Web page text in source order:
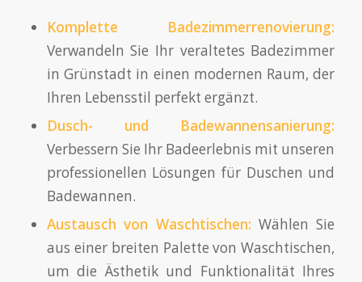
Komplette Badezimmerrenovierung:
Verwandeln Sie Ihr veraltetes Badezimmer
in Grünstadt in einen modernen Raum, der
Ihren Lebensstil perfekt ergänzt.
Dusch- und Badewannensanierung:
Verbessern Sie Ihr Badeerlebnis mit unseren
professionellen Lösungen für Duschen und
Badewannen.
Austausch von Waschtischen: Wählen Sie
aus einer breiten Palette von Waschtischen,
um die Ästhetik und Funktionalität Ihres